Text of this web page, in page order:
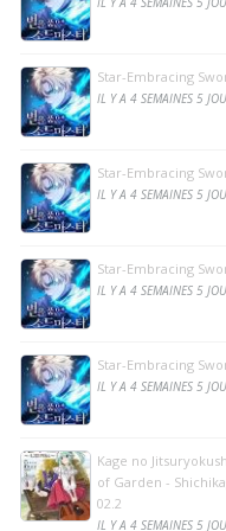
Star-Embracing
IL Y A 4 SEMAINES 5
Star-Embracing
IL Y A 4 SEMAINES 5
Star-Embracing
IL Y A 4 SEMAINES 5
Star-Embracing
IL Y A 4 SEMAINES 5
Kage no
of Garden -
02.2
IL Y A 4 SEMAINES 5